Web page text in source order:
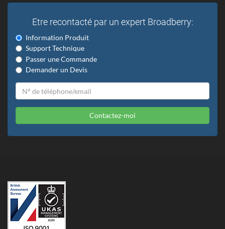
Etre recontacté par un expert Broadberry:
Information Produit
Support Technique
Passer une Commande
Demander un Devis
Contactez-moi